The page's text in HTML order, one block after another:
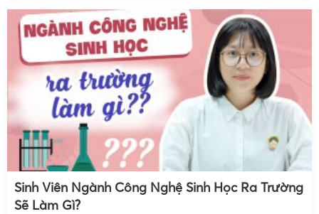
thông sẽ […]
Sinh Viên Ngành Công Nghệ Sinh Học Ra Trường
Sẽ Làm Gì?